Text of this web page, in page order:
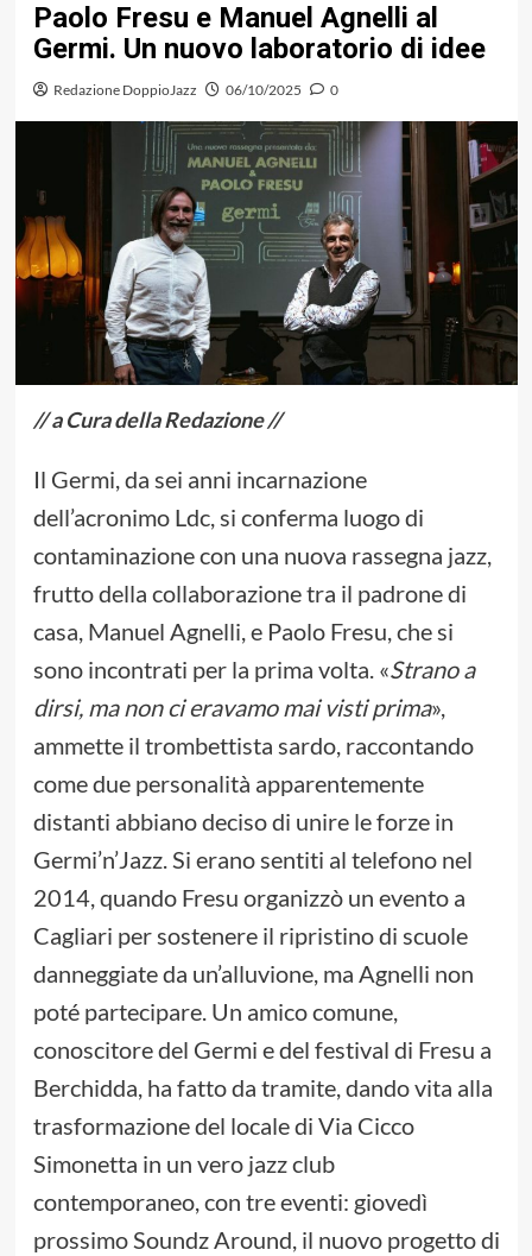
Paolo Fresu e Manuel Agnelli al
Germi. Un nuovo laboratorio di idee
Redazione DoppioJazz 06/10/2025 0
// a Cura della Redazione //
Il Germi, da sei anni incarnazione
dell’acronimo Ldc, si conferma luogo di
contaminazione con una nuova rassegna jazz,
frutto della collaborazione tra il padrone di
casa, Manuel Agnelli, e Paolo Fresu, che si
sono incontrati per la prima volta. «Strano a
dirsi, ma non ci eravamo mai visti prima»,
ammette il trombettista sardo, raccontando
come due personalità apparentemente
distanti abbiano deciso di unire le forze in
Germi’n’Jazz. Si erano sentiti al telefono nel
2014, quando Fresu organizzò un evento a
Cagliari per sostenere il ripristino di scuole
danneggiate da un’alluvione, ma Agnelli non
poté partecipare. Un amico comune,
conoscitore del Germi e del festival di Fresu a
Berchidda, ha fatto da tramite, dando vita alla
trasformazione del locale di Via Cicco
Simonetta in un vero jazz club
contemporaneo, con tre eventi: giovedì
prossimo Soundz Around, il nuovo progetto di